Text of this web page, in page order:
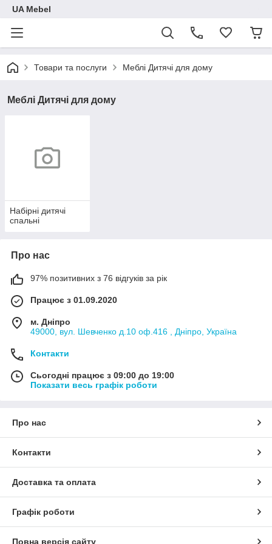
UA Mebel
Товари та послуги Меблі Дитячі для дому
Меблі Дитячі для дому
Набірні дитячі
спальні
Про нас
97% позитивних з 76 відгуків за рік
Працює з 01.09.2020
м. Дніпро
49000, вул. Шевченко д.10 оф.416 , Дніпро, Україна
Контакти
Сьогодні працює з 09:00 до 19:00
Показати весь графік роботи
Про нас
Контакти
Доставка та оплата
Графік роботи
Повна версія сайту